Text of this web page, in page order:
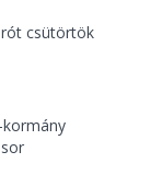
csütörtök
kormány